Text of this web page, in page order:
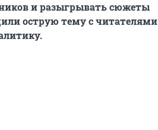
и разыгрывать сюжеты
острую тему с читателями